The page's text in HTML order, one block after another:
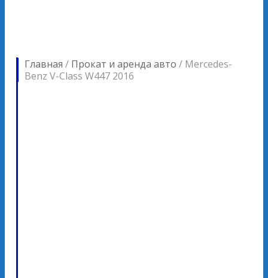
Главная / Прокат и аренда авто / Mercedes-
Benz V-Class W447 2016